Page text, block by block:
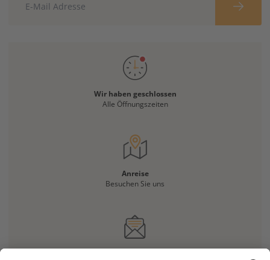
Wir haben geschlossen
Alle Öffnungszeiten
Anreise
Besuchen Sie uns